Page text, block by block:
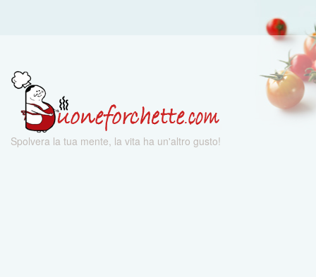
Spolvera la tua mente, la vita ha un'altro gusto!